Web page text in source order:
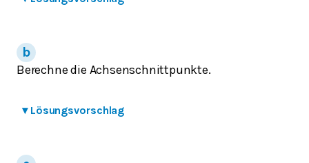
Berechne die Achsenschnittpunkte.
▾ Lösungsvorschlag